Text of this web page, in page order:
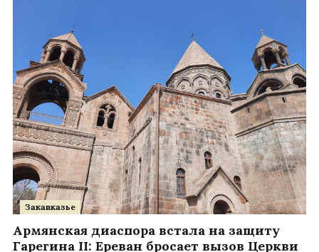
Закавказье
Армянская диаспора встала на защиту
Гарегина II: Ереван бросает вызов Церкви